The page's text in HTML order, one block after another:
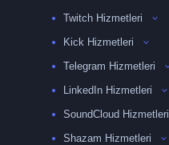
Twitch Hizmetleri
Kick Hizmetleri
Telegram Hizmetleri
LinkedIn Hizmetleri
SoundCloud Hizmetleri
Shazam Hizmetleri